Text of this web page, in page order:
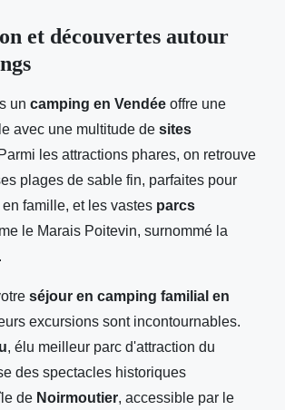
et découvertes autour
un camping en Vendée offre une
avec une multitude de sites
les attractions phares, on retrouve
plages de sable fin, parfaites pour
famille, et les vastes parcs
le Marais Poitevin, surnommé la
séjour en camping familial en
excursions sont incontournables.
, élu meilleur parc d'attraction du
des spectacles historiques
de Noirmoutier, accessible par le